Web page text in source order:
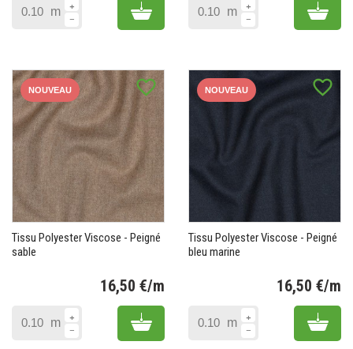
m Add to cart m Add
favorite_border
NOUVEAU
Tissu Polyester Viscose - Peigné
sable
16,50 €/m
m Add to cart
favorite_border
NOUVEAU
Tissu Polyester Viscose - Peigné
bleu marine
16,50 €/m
m Add